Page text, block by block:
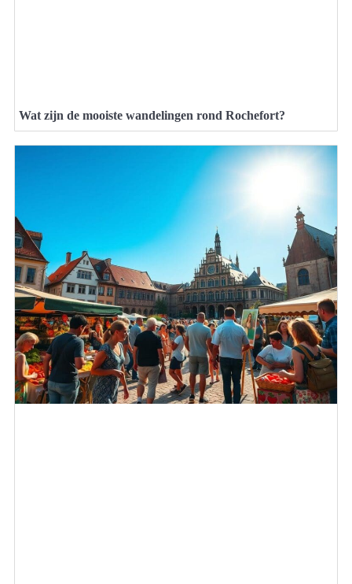
Wat zijn de mooiste wandelingen rond Rochefort?